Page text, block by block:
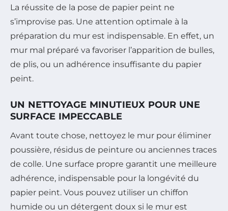
La réussite de la pose de papier peint ne
s’improvise pas. Une attention optimale à la
préparation du mur est indispensable. En effet, un
mur mal préparé va favoriser l’apparition de bulles,
de plis, ou un adhérence insuffisante du papier
peint.
UN NETTOYAGE MINUTIEUX POUR UNE
SURFACE IMPECCABLE
Avant toute chose, nettoyez le mur pour éliminer
poussière, résidus de peinture ou anciennes traces
de colle. Une surface propre garantit une meilleure
adhérence, indispensable pour la longévité du
papier peint. Vous pouvez utiliser un chiffon
humide ou un détergent doux si le mur est